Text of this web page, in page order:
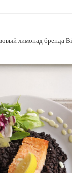
лимонад бренда